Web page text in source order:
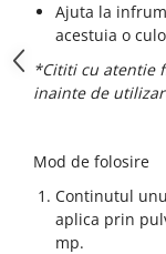
Ajuta la
acestuia o
*Cititi cu atentie
inainte de
Mod de folosire
Continutul
aplica prin
mp.